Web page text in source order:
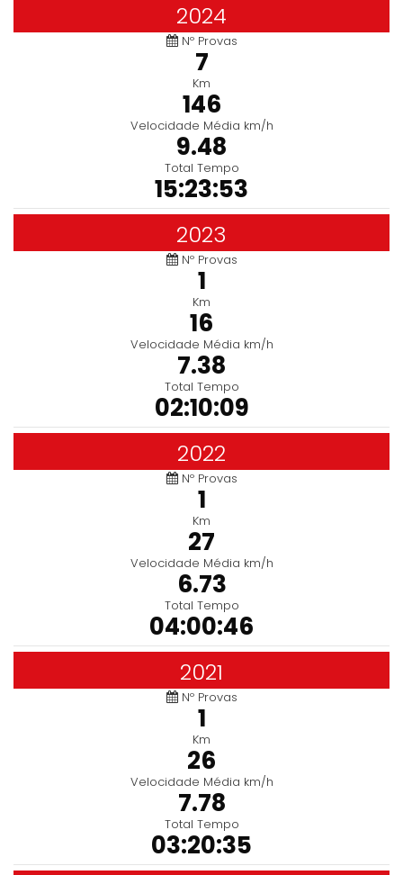
2024
Nº Provas
7
Km
146
Velocidade Média km/h
9.48
Total Tempo
15:23:53
2023
Nº Provas
1
Km
16
Velocidade Média km/h
7.38
Total Tempo
02:10:09
2022
Nº Provas
1
Km
27
Velocidade Média km/h
6.73
Total Tempo
04:00:46
2021
Nº Provas
1
Km
26
Velocidade Média km/h
7.78
Total Tempo
03:20:35